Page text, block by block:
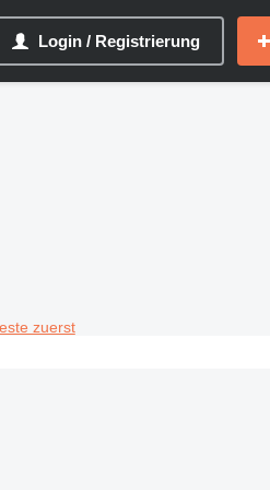
Login / Registrierung
zuerst